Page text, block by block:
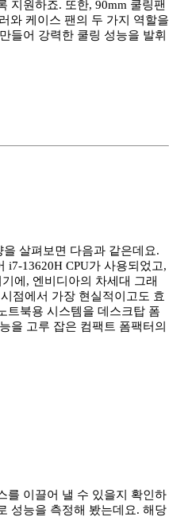
지원하죠. 또한, 90mm 쿨링팬
와 케이스 팬의 두 가지 역할을
들어 강력한 쿨링 성능을 발휘
살펴보면 다음과 같은데요.
i7-13620H CPU가 사용되었고,
에, 엔비디아의 차세대 그래
점에서 가장 현실적이고도 효
트북용 시스템을 데스크탑 폼
을 고루 잡은 컴팩트 폼팩터의
를 이끌어 낼 수 있을지 확인하
성능을 측정해 봤는데요. 해당